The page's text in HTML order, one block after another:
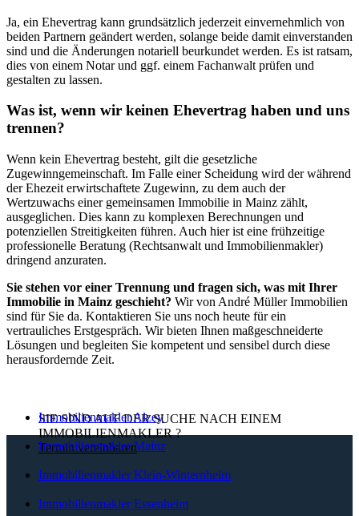
Ja, ein Ehevertrag kann grundsätzlich jederzeit einvernehmlich von
beiden Partnern geändert werden, solange beide damit einverstanden
sind und die Änderungen notariell beurkundet werden. Es ist ratsam,
dies von einem Notar und ggf. einem Fachanwalt prüfen und
gestalten zu lassen.
Was ist, wenn wir keinen Ehevertrag haben und uns
trennen?
Wenn kein Ehevertrag besteht, gilt die gesetzliche
Zugewinngemeinschaft. Im Falle einer Scheidung wird der während
der Ehezeit erwirtschaftete Zugewinn, zu dem auch der
Wertzuwachs einer gemeinsamen Immobilie in Mainz zählt,
ausgeglichen. Dies kann zu komplexen Berechnungen und
potenziellen Streitigkeiten führen. Auch hier ist eine frühzeitige
professionelle Beratung (Rechtsanwalt und Immobilienmakler)
dringend anzuraten.
Sie stehen vor einer Trennung und fragen sich, was mit Ihrer
Immobilie in Mainz geschieht? Wir von André Müller Immobilien
sind für Sie da. Kontaktieren Sie uns noch heute für ein
vertrauliches Erstgespräch. Wir bieten Ihnen maßgeschneiderte
Lösungen und begleiten Sie kompetent und sensibel durch diese
herausfordernde Zeit.
SIE SIND AUF DER SUCHE NACH EINEM
IMMOBILIENMAKLER?
Termin vereinbaren
Immobilienmakler Alzey
Immobilienmakler Mainz
Immobilienmakler Klein-Winternheim
Immobilienmakler Essenheim